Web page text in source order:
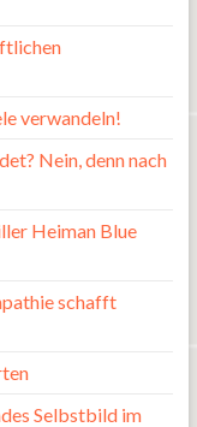
verwandeln!
Nein, denn nach
Heiman Blue
schafft
Selbstbild im